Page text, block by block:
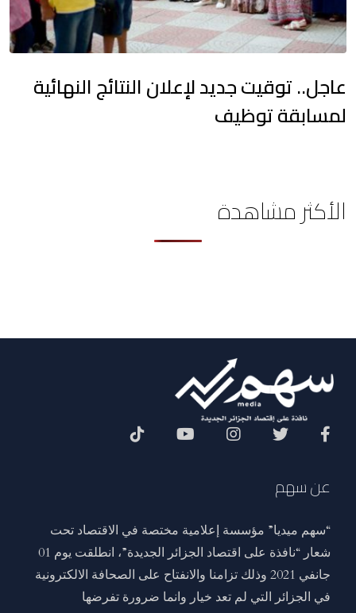
عاجل.. توقيت جديد لإعلان النتائج النهائية
لمسابقة توظيف
الأكثر مشاهدة
عن سهم
“سهم ميديا” مؤسسة إعلامية مختصة في الاقتصاد تحت
شعار “نافذة على اقتصاد الجزائر الجديدة”، انطلقت يوم 01
جانفي 2021 وذلك تزامنا والانفتاح على الصحافة الالكترونية
في الجزائر التي لم تعد خيار وانما ضرورة تفرضها